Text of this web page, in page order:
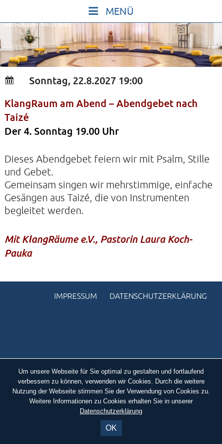
content
START
IN STILLE SEIN
SINGEN UND SCHWEIGEN
BEWEGEN UND TANZEN
GOTT UND DAS LEBEN FEIERN
HEILKRAFT DES KÖRPERS
JUGENDLICHE
VORTRÄGE
KONZERTE
ALLE TERMINE
KONTAKTE
UNSER PROFIL
FILM ZUR KIRCHE DER STILLE
ARCHIV
IMPRESSUM
DATENSCHUTZERKLÄRUNG
ABENDGEBET NACH TAIZÉ
Sonntag, 22.8.2027 19:00
KlangRaum am Abend – Abendgebet nach
Taizé
Der 4. Sonntag 19.00 Uhr
Dieses Abendgebet feiern wir mit Psalm, Stille
und Gebet.
Gemeinsam singen wir mehrstimmige, einfache
Gesängen aus Taizé, die von Instrumenten
begleitet werden.
Mit KlangRäume e.V., Pastorin Laura Koch-
Pauka
IMPRESSUM DATENSCHUTZERKLÄRUNG
Um unsere Webseite für Sie optimal zu gestalten und fortlaufend
verbessern zu können, verwenden wir Cookies. Durch die weitere
Nutzung der Webseite stimmen Sie der Verwendung von Cookies zu.
Weitere Informationen zu Cookies erhalten Sie in unserer
Datenschutzerklärung
OK